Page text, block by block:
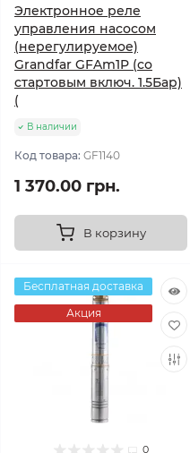
Электронное реле
управления насосом
(нерегулируемое)
Grandfar GFAm1P (со
стартовым включ. 1.5Бар)
(
В наличии
Код товара: GF1140
1 370.00 грн.
В корзину
Бесплатная доставка
Акция
0